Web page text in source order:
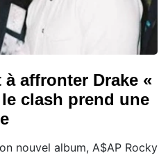
affronter Drake «
clash prend une
nouvel album, A$AP Rocky